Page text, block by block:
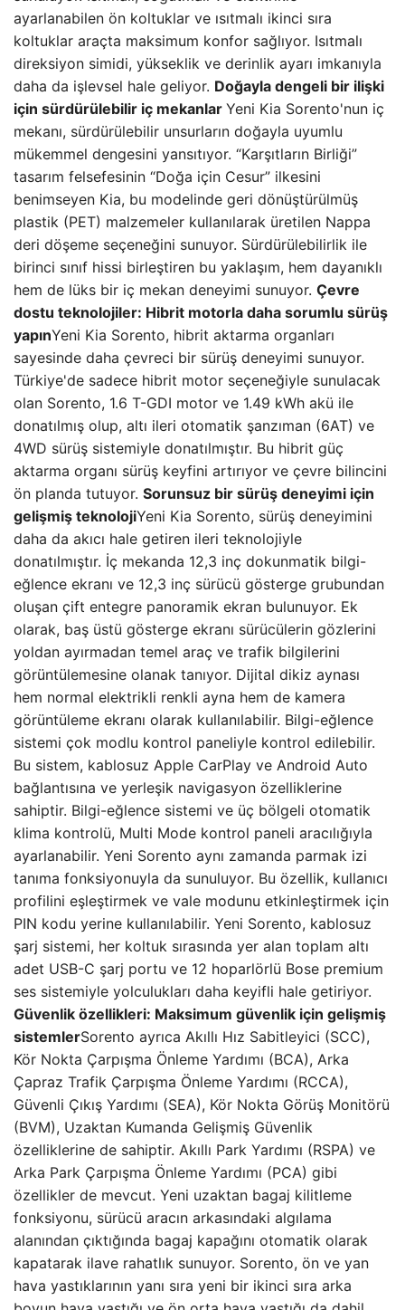
ayarlanabilen ön koltuklar ve ısıtmalı ikinci sıra
koltuklar araçta maksimum konfor sağlıyor. Isıtmalı
direksiyon simidi, yükseklik ve derinlik ayarı imkanıyla
daha da işlevsel hale geliyor. Doğayla dengeli bir ilişki
için sürdürülebilir iç mekanlar Yeni Kia Sorento'nun iç
mekanı, sürdürülebilir unsurların doğayla uyumlu
mükemmel dengesini yansıtıyor. “Karşıtların Birliği”
tasarım felsefesinin “Doğa için Cesur” ilkesini
benimseyen Kia, bu modelinde geri dönüştürülmüş
plastik (PET) malzemeler kullanılarak üretilen Nappa
deri döşeme seçeneğini sunuyor. Sürdürülebilirlik ile
birinci sınıf hissi birleştiren bu yaklaşım, hem dayanıklı
hem de lüks bir iç mekan deneyimi sunuyor. Çevre
dostu teknolojiler: Hibrit motorla daha sorumlu sürüş
yapınYeni Kia Sorento, hibrit aktarma organları
sayesinde daha çevreci bir sürüş deneyimi sunuyor.
Türkiye'de sadece hibrit motor seçeneğiyle sunulacak
olan Sorento, 1.6 T-GDI motor ve 1.49 kWh akü ile
donatılmış olup, altı ileri otomatik şanzıman (6AT) ve
4WD sürüş sistemiyle donatılmıştır. Bu hibrit güç
aktarma organı sürüş keyfini artırıyor ve çevre bilincini
ön planda tutuyor. Sorunsuz bir sürüş deneyimi için
gelişmiş teknolojiYeni Kia Sorento, sürüş deneyimini
daha da akıcı hale getiren ileri teknolojiyle
donatılmıştır. İç mekanda 12,3 inç dokunmatik bilgi-
eğlence ekranı ve 12,3 inç sürücü gösterge grubundan
oluşan çift entegre panoramik ekran bulunuyor. Ek
olarak, baş üstü gösterge ekranı sürücülerin gözlerini
yoldan ayırmadan temel araç ve trafik bilgilerini
görüntülemesine olanak tanıyor. Dijital dikiz aynası
hem normal elektrikli renkli ayna hem de kamera
görüntüleme ekranı olarak kullanılabilir. Bilgi-eğlence
sistemi çok modlu kontrol paneliyle kontrol edilebilir.
Bu sistem, kablosuz Apple CarPlay ve Android Auto
bağlantısına ve yerleşik navigasyon özelliklerine
sahiptir. Bilgi-eğlence sistemi ve üç bölgeli otomatik
klima kontrolü, Multi Mode kontrol paneli aracılığıyla
ayarlanabilir. Yeni Sorento aynı zamanda parmak izi
tanıma fonksiyonuyla da sunuluyor. Bu özellik, kullanıcı
profilini eşleştirmek ve vale modunu etkinleştirmek için
PIN kodu yerine kullanılabilir. Yeni Sorento, kablosuz
şarj sistemi, her koltuk sırasında yer alan toplam altı
adet USB-C şarj portu ve 12 hoparlörlü Bose premium
ses sistemiyle yolculukları daha keyifli hale getiriyor.
Güvenlik özellikleri: Maksimum güvenlik için gelişmiş
sistemlerSorento ayrıca Akıllı Hız Sabitleyici (SCC),
Kör Nokta Çarpışma Önleme Yardımı (BCA), Arka
Çapraz Trafik Çarpışma Önleme Yardımı (RCCA),
Güvenli Çıkış Yardımı (SEA), Kör Nokta Görüş Monitörü
(BVM), Uzaktan Kumanda Gelişmiş Güvenlik
özelliklerine de sahiptir. Akıllı Park Yardımı (RSPA) ve
Arka Park Çarpışma Önleme Yardımı (PCA) gibi
özellikler de mevcut. Yeni uzaktan bagaj kilitleme
fonksiyonu, sürücü aracın arkasındaki algılama
alanından çıktığında bagaj kapağını otomatik olarak
kapatarak ilave rahatlık sunuyor. Sorento, ön ve yan
hava yastıklarının yanı sıra yeni bir ikinci sıra arka